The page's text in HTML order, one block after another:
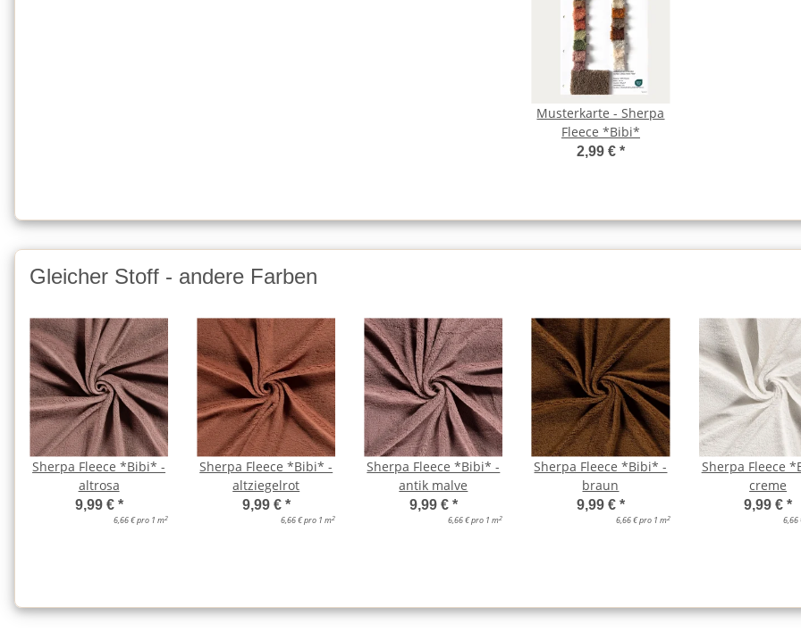
Musterkarte - Sherpa
Fleece *Bibi*
2,99 € *
Gleicher Stoff - andere Farben
Sherpa Fleece *Bibi* -
altrosa
9,99 € *
6,66 € pro 1 m2
Sherpa Fleece *Bibi* -
altziegelrot
9,99 € *
6,66 € pro 1 m2
Sherpa Fleece *Bibi* -
antik malve
9,99 € *
6,66 € pro 1 m2
Sherpa Fleece *Bibi* -
braun
9,99 € *
6,66 € pro 1 m2
Sherpa Fleece
creme
9,99 €*
6,66